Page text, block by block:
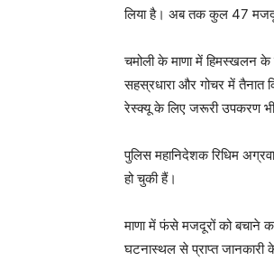
लिया है। अब तक कुल 47
चमोली के माणा में हिमस्खलन के
सहस्रधारा और गोचर में तैनात
रेस्क्यू के लिए जरूरी उपकरण
पुलिस महानिदेशक रिधिम
हो चुकी हैं।
माणा में फंसे मजदूरों को बचाने
घटनास्थल से प्राप्त